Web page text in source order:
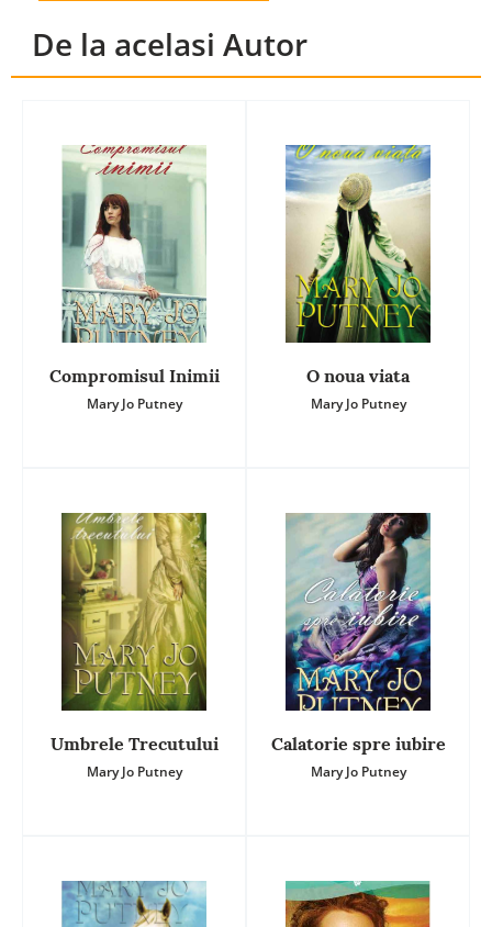
De la acelasi Autor
Compromisul Inimii
Mary Jo Putney
O noua viata
Mary Jo Putney
Umbrele Trecutului
Mary Jo Putney
Calatorie spre iubire
Mary Jo Putney